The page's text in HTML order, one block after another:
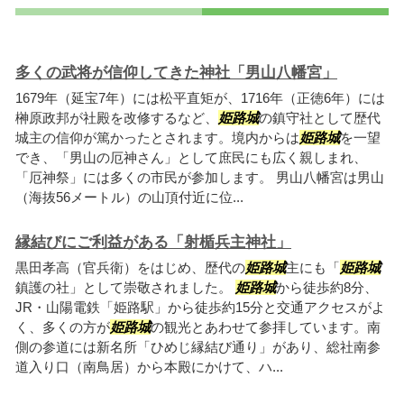
多くの武将が信仰してきた神社「男山八幡宮」
1679年（延宝7年）には松平直矩が、1716年（正徳6年）には
榊原政邦が社殿を改修するなど、 姫路城の鎮守社として歴代
城主の信仰が篤かったとされます。境内からは姫路城を一望
でき、「男山の厄神さん」として庶民にも広く親しまれ、
「厄神祭」には多くの市民が参加します。 男山八幡宮は男山
（海抜56メートル）の山頂付近に位...
縁結びにご利益がある「射楯兵主神社」
黒田孝高（官兵衛）をはじめ、歴代の姫路城主にも「姫路城
鎮護の社」として崇敬されました。 姫路城から徒歩約8分、
JR・山陽電鉄「姫路駅」から徒歩約15分と交通アクセスがよ
く、多くの方が姫路城の観光とあわせて参拝しています。南
側の参道には新名所「ひめじ縁結び通り」があり、総社南参
道入り口（南鳥居）から本殿にかけて、ハ...